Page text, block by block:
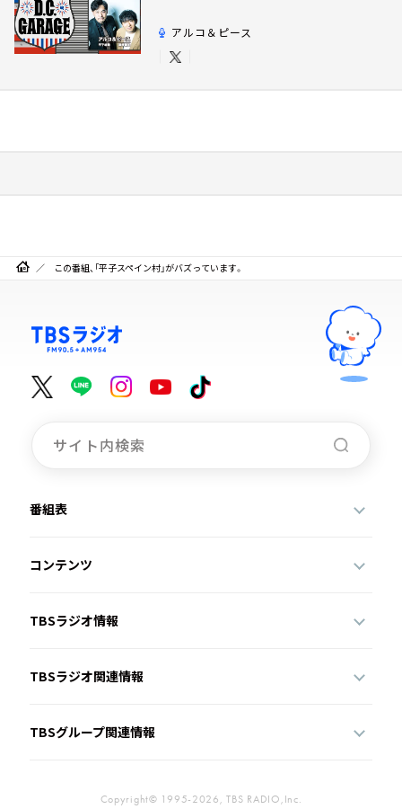
アルコ＆ピース
この番組、「平子スペイン村」がバズっています。
番組表
コンテンツ
TBSラジオ情報
TBSラジオ関連情報
TBSグループ関連情報
Copyright© 1995-2026, TBS RADIO,Inc.